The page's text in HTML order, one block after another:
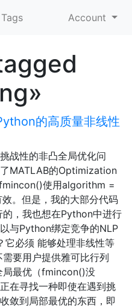
Tags Account
的高质量非线性
战性的非凸全局优化问
MATLAB的Optimization
使用algorithm =
。但是，我的大部分代码
，我也想在Python中进行
与Python绑定竞争的NLP
必须 能够处理非线性等
要用户提供雅可比行列
局最优（fmincon()没
在寻找一种即使在遇到挑
敛到局部最优的东西，即